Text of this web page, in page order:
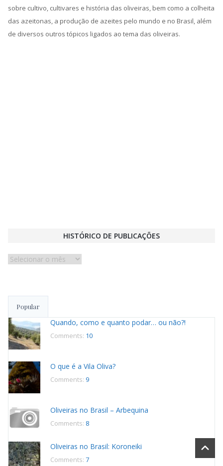
sobre cultivo, cultivares e história das oliveiras, bem como a colheita
das azeitonas, a produção de azeites pelo mundo e no Brasil, além
de diversos outros tópicos ligados ao tema das oliveiras.
HISTÓRICO DE PUBLICAÇÕES
Histórico
Popular
Quando, como e quanto podar… ou não?!
Comments: 10
O que é a Vila Oliva?
Comments: 9
Oliveiras no Brasil – Arbequina
Comments: 8
Oliveiras no Brasil: Koroneiki
Comments: 7